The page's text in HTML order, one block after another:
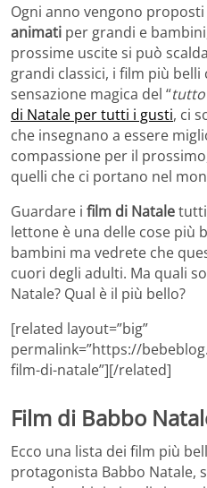
Ogni anno vengono
animati per grandi e
prossime uscite si può
grandi classici, i film più belli
sensazione magica del “tutto
di Natale per tutti i gusti, ci
che insegnano a essere
compassione per il
quelli che ci portano nel
Guardare i film di Nataletutti
lettone è una delle cose più
bambini ma vedrete che
cuori degli adulti. Ma quali
Natale? Qual è il più bello?
[related layout=”big”
permalink=”https://
film-di-natale”][/related]
Film di Babbo
Ecco una lista dei film più
protagonista Babbo Natale,